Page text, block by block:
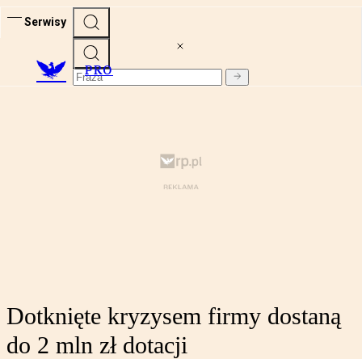
Serwisy
PRO
Dotknięte kryzysem firmy dostaną
do 2 mln zł dotacji